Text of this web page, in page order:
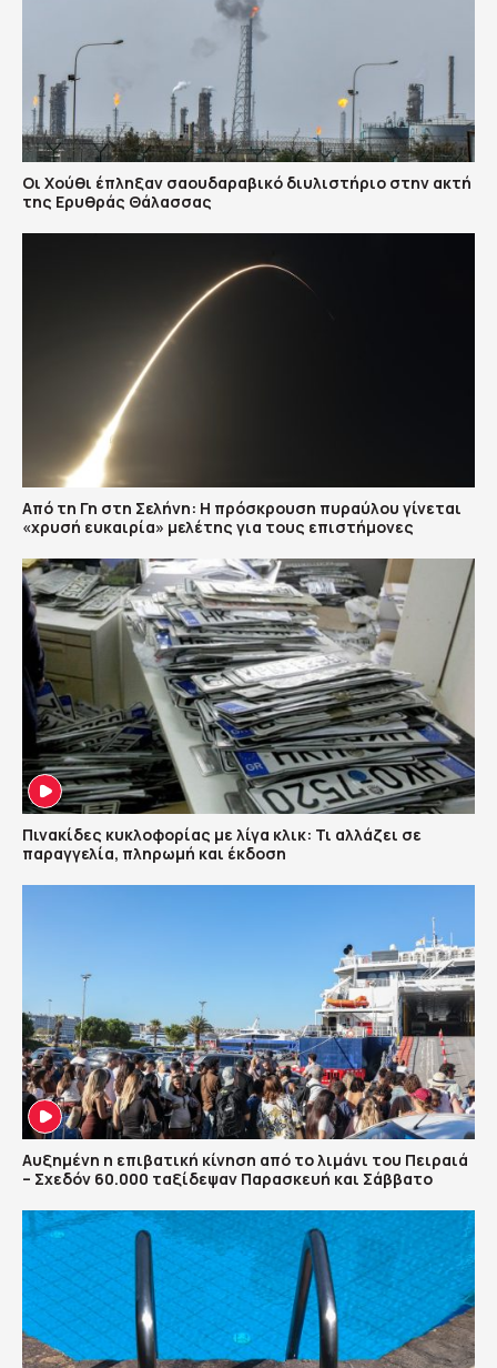
Οι Χούθι έπληξαν σαουδαραβικό διυλιστήριο στην ακτή
της Ερυθράς Θάλασσας
Από τη Γη στη Σελήνη: Η πρόσκρουση πυραύλου γίνεται
«χρυσή ευκαιρία» μελέτης για τους επιστήμονες
Πινακίδες κυκλοφορίας με λίγα κλικ: Τι αλλάζει σε
παραγγελία, πληρωμή και έκδοση
Αυξημένη η επιβατική κίνηση από το λιμάνι του Πειραιά
– Σχεδόν 60.000 ταξίδεψαν Παρασκευή και Σάββατο